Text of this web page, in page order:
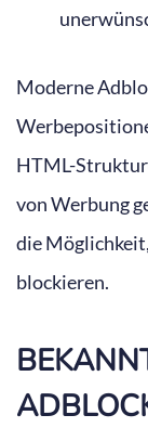
Moderne
HTML-
von Werbung
die
blockieren.